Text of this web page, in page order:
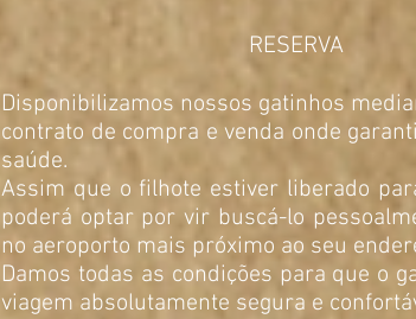
RESERVA
Disponibilizamos nossos gatinhos
contrato de compra e venda onde
saúde.
Assim que o filhote estiver liberado
poderá optar por vir buscá-lo
no aeroporto mais próximo ao seu
Damos todas as condições para que o
viagem absolutamente segura e